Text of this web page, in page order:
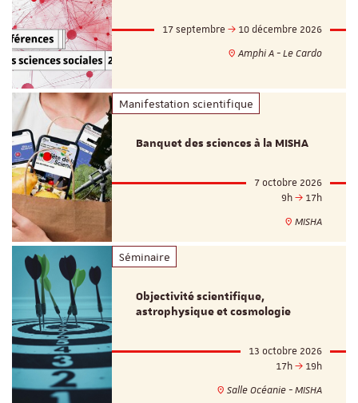
17 septembre
10 décembre 2026
Amphi A - Le Cardo
Manifestation scientifique
Banquet des sciences à la MISHA
7 octobre 2026
9h
17h
MISHA
Séminaire
Objectivité scientifique,
astrophysique et cosmologie
13 octobre 2026
17h
19h
Salle Océanie - MISHA